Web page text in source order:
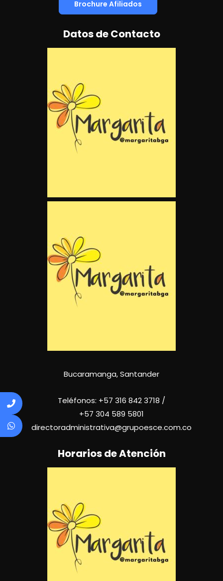
Brochure Afiliados
Datos de Contacto
Bucaramanga, Santander
Teléfonos: +57 316 842 3718 /
+57 304 589 5801
directoradministrativa@grupoesce.com.co
Horarios de Atención